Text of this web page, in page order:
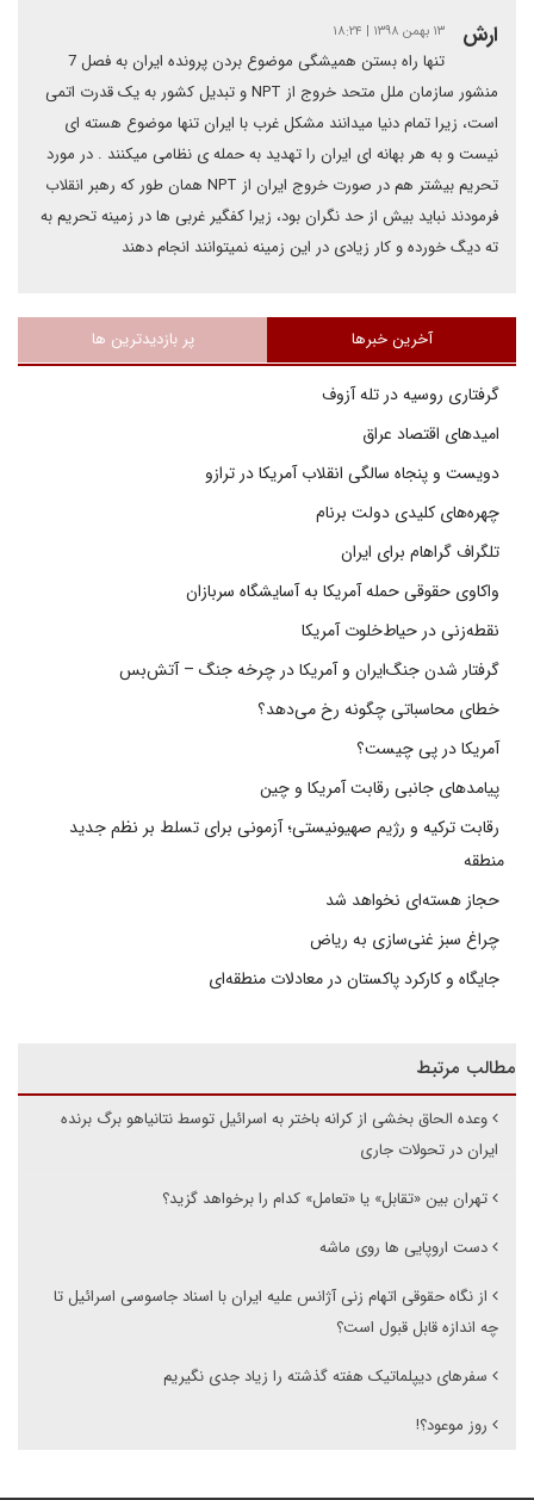
ارش ۱۳ بهمن ۱۳۹۸ | ۱۸:۲۴
تنها راه بستن همیشگی موضوع بردن پرونده ایران به فصل 7
منشور سازمان ملل متحد خروج از NPT و تبدیل کشور به یک قدرت اتمی
است، زیرا تمام دنیا میدانند مشکل غرب با ایران تنها موضوع هسته ای
نیست و به هر بهانه ای ایران را تهدید به حمله ی نظامی میکنند . در مورد
تحریم بیشتر هم در صورت خروج ایران از NPT همان طور که رهبر انقلاب
فرمودند نباید بیش از حد نگران بود، زیرا کفگیر غربی ها در زمینه تحریم به
ته دیگ خورده و کار زیادی در این زمینه نمیتوانند انجام دهند
آخرین خبرها پر بازدیدترین ها
گرفتاری روسیه در تله آزوف
امیدهای اقتصاد عراق
دویست و پنجاه سالگی انقلاب آمریکا در ترازو
چهره‌های کلیدی دولت برنام
تلگراف گراهام برای ایران
واکاوی حقوقی حمله آمریکا به آسایشگاه سربازان
نقطه‌زنی در حیاط‌خلوت آمریکا
گرفتار شدن جنگ‌ایران و آمریکا در چرخه جنگ – آتش‌بس
خطای محاسباتی چگونه رخ می‌دهد؟
آمریکا در پی چیست؟
پیامدهای جانبی رقابت آمریکا و چین
رقابت ترکیه و رژیم صهیونیستی؛ آزمونی برای تسلط بر نظم جدید
منطقه
حجاز هسته‌ای نخواهد شد
چراغ سبز غنی‌سازی به ریاض
جایگاه و کارکرد پاکستان در معادلات منطقه‌ای
مطالب مرتبط
وعده الحاق بخشی از کرانه باختر به اسرائیل توسط نتانیاهو برگ برنده
ایران در تحولات جاری
تهران بین «تقابل» یا «تعامل» کدام را برخواهد گزید؟
دست اروپایی ها روی ماشه
از نگاه حقوقی اتهام زنی آژانس علیه ایران با اسناد جاسوسی اسرائیل تا
چه اندازه قابل قبول است؟
سفرهای دیپلماتیک هفته گذشته را زیاد جدی نگیریم
روز موعود؟!